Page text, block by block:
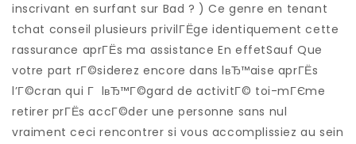
inscrivant en surfant sur Bad ? ) Ce genre en tenant
tchat conseil plusieurs privilГЁge identiquement cette
rassurance aprГЁs ma assistance En effetSauf Que
votre part rГ©siderez encore dans lвЂ™aise aprГЁs
l’Г©cran qui Г lвЂ™Г©gard de activitГ© toi-mГЄme
retirer prГЁs accГ©der une personne sans nul
vraiment ceci rencontrer si vous accomplissiez au sein